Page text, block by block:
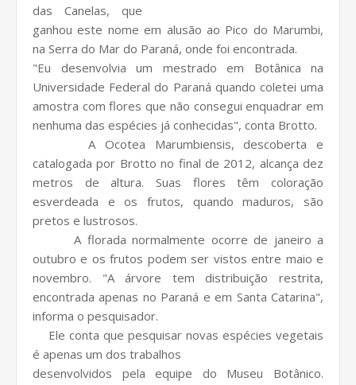
das Canelas, que
ganhou este nome em alusão ao Pico do Marumbi,
na Serra do Mar do Paraná, onde foi encontrada.
"Eu desenvolvia um mestrado em Botânica na
Universidade Federal do Paraná quando coletei uma
amostra com flores que não consegui enquadrar em
nenhuma das espécies já conhecidas", conta Brotto.
A Ocotea Marumbiensis, descoberta e
catalogada por Brotto no final de 2012, alcança dez
metros de altura. Suas flores têm coloração
esverdeada e os frutos, quando maduros, são
pretos e lustrosos.
A florada normalmente ocorre de janeiro a
outubro e os frutos podem ser vistos entre maio e
novembro. "A árvore tem distribuição restrita,
encontrada apenas no Paraná e em Santa Catarina",
informa o pesquisador.
Ele conta que pesquisar novas espécies vegetais
é apenas um dos trabalhos
desenvolvidos pela equipe do Museu Botânico.